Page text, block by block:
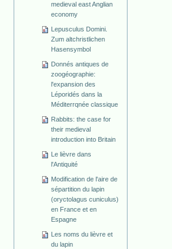
medieval east Anglian
economy
Lepusculus Domini.
Zum altchristlichen
Hasensymbol
Donnés antiques de
zoogéographie:
l'expansion des
Léporidés dans la
Méditerrqnée classique
Rabbits: the case for
their medieval
introduction into Britain
Le lièvre dans
l'Antiquité
Modification de l'aire de
sépartition du lapin
(oryctolagus cuniculus)
en France et en
Espagne
Les noms du lièvre et
du lapin